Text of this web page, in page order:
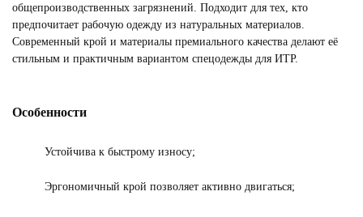
общепроизводственных загрязнений. Подходит для тех, кто
предпочитает рабочую одежду из натуральных материалов.
Современный крой и материалы премиального качества делают её
стильным и практичным вариантом спецодежды для ИТР.
Особенности
Устойчива к быстрому износу;
Эргономичный крой позволяет активно двигаться;